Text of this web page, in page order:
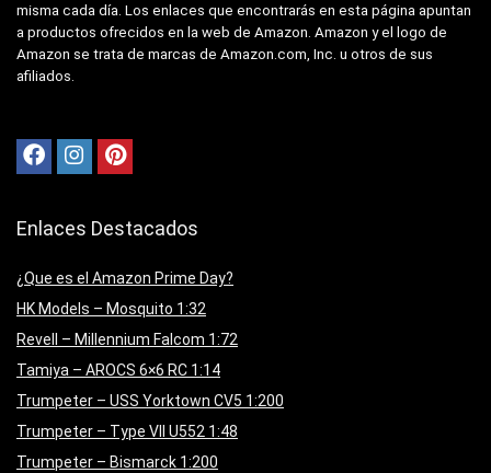
misma cada día. Los enlaces que encontrarás en esta página apuntan
a productos ofrecidos en la web de Amazon. Amazon y el logo de
Amazon se trata de marcas de Amazon.com, Inc. u otros de sus
afiliados.
Enlaces Destacados
¿Que es el Amazon Prime Day?
HK Models – Mosquito 1:32
Revell – Millennium Falcom 1:72
Tamiya – AROCS 6×6 RC 1:14
Trumpeter – USS Yorktown CV5 1:200
Trumpeter – Type VII U552 1:48
Trumpeter – Bismarck 1:200